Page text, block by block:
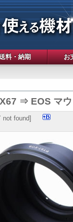
料・納期
お
⇒ EOS マ
not found]